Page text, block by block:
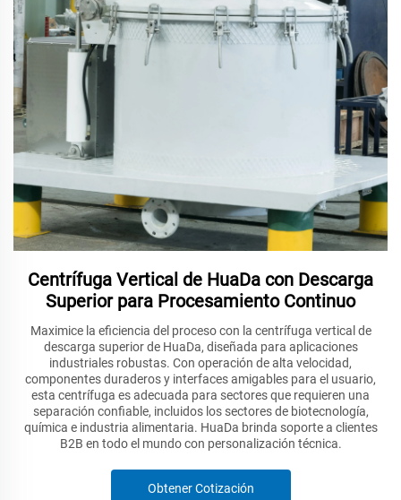
Centrífuga Vertical de HuaDa con Descarga
Superior para Procesamiento Continuo
Maximice la eficiencia del proceso con la centrífuga vertical de
descarga superior de HuaDa, diseñada para aplicaciones
industriales robustas. Con operación de alta velocidad,
componentes duraderos y interfaces amigables para el usuario,
esta centrífuga es adecuada para sectores que requieren una
separación confiable, incluidos los sectores de biotecnología,
química e industria alimentaria. HuaDa brinda soporte a clientes
B2B en todo el mundo con personalización técnica.
Obtener Cotización